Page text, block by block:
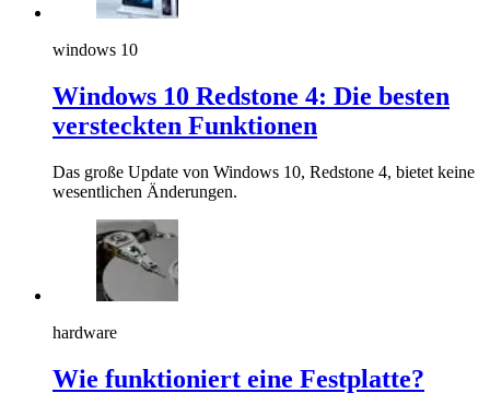
windows 10
Windows 10 Redstone 4: Die besten
versteckten Funktionen
Das große Update von Windows 10, Redstone 4, bietet keine
wesentlichen Änderungen.
hardware
Wie funktioniert eine Festplatte?